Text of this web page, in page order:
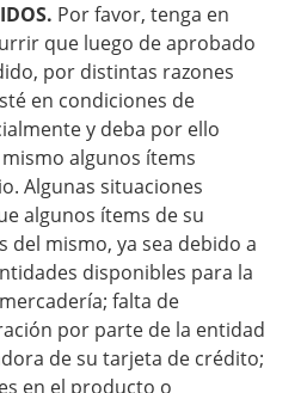
Por favor, tenga en
que luego de aprobado
por distintas razones
en condiciones de
y deba por ello
algunos ítems
Algunas situaciones
algunos ítems de su
del mismo, ya sea debido a
disponibles para la
falta de
por parte de la entidad
de su tarjeta de crédito;
en el producto o